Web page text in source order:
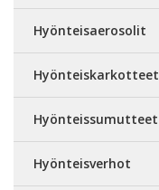
Hyönteisaerosolit
Hyönteiskarkotteet
Hyönteissumutteet
Hyönteisverhot